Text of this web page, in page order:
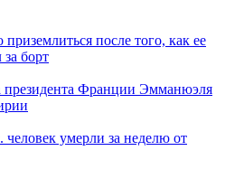
после того, как ее
борт
Франции Эмманюэля
умерли за неделю от